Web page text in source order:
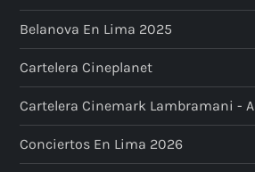
Belanova En Lima 2025
Cartelera Cineplanet
Cartelera Cinemark Lambramani -
Conciertos En Lima 2026